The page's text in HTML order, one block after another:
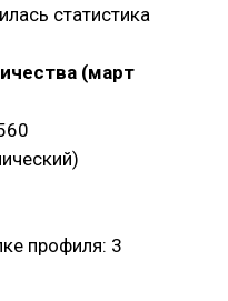
статистика
(март
профиля: 3